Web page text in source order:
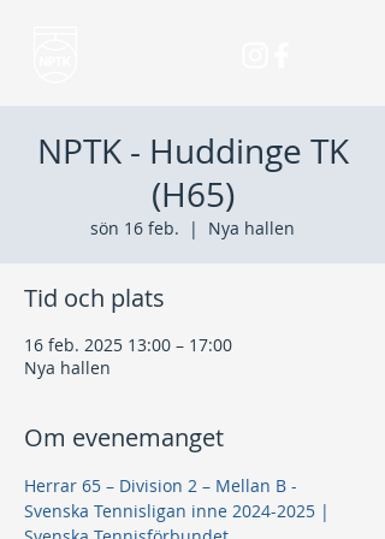
NPTK - Huddinge TK
(H65)
sön 16 feb.
  |
Nya hallen
Tid och plats
16 feb. 2025 13:00 – 17:00
Nya hallen
Om evenemanget
Herrar 65 – Division 2 – Mellan B -
Svenska Tennisligan inne 2024-2025 |